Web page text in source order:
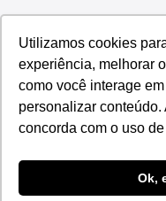
Utilizamos cookies
experiência, melhorar
como você interage
personalizar
concorda com o uso
Ok,
Suas
site
Este site utiliza
essenciais para
estatísticas,